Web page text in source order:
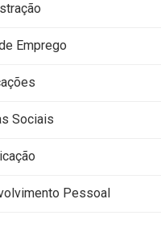
Emprego
Sociais
Pessoal